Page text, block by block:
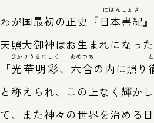
わが国最初の正史『日本書紀
にほんしょき
天照大御神はお生まれになった
「光華明彩
ひかりうるわしく
、 六合
あめつち
の内に照り
と称えられ、この上なく輝か
て、また神々の世界を治める